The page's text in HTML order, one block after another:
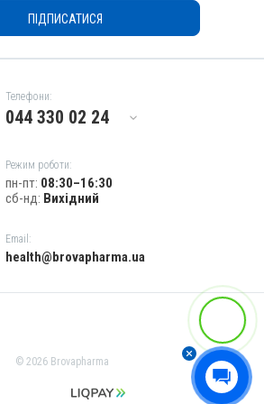
Нематоди;
ПІДПИСАТИСЯ
Телефони:
044 330 02 24
Режим роботи:
пн-пт: 08:30–16:30
сб-нд: Вихідний
Email:
health@brovapharma.ua
© 2026 Brovapharma